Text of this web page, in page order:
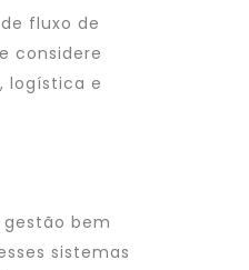
fluxo de
considere
logística e
bem
sistemas